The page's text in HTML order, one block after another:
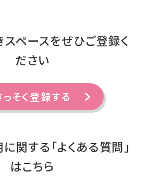
ペースをぜひご登録く
ださい
っそく登録する
関する「よくある質問」
はこちら